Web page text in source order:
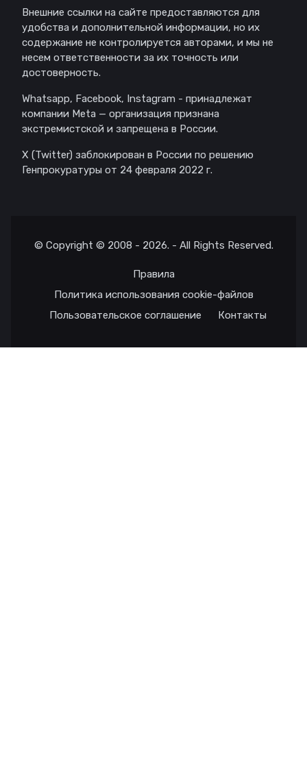
Внешние ссылки на сайте предоставляются для
удобства и дополнительной информации, но их
содержание не контролируется авторами, и мы не
несем ответственности за их точность или
достоверность.
Whatsapp, Facebook, Instagram - принадлежат
компании Meta — организация признана
экстремистской и запрещена в России.
X (Twitter) заблокирован в России по решению
Генпрокуратуры от 24 февраля 2022 г.
© Copyright © 2008 - 2026. - All Rights Reserved.
Правила
Политика использования cookie-файлов
Пользовательское соглашение
Контакты